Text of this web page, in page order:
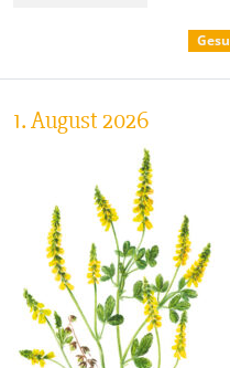
1. August 2026